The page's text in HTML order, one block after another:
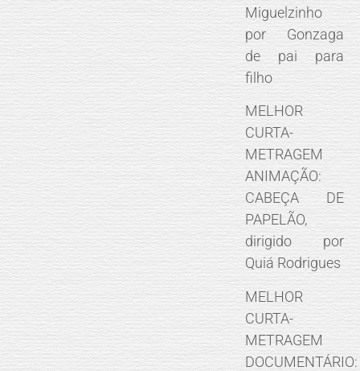
Miguelzinho
por Gonzaga
de pai para
filho
MELHOR
CURTA-
METRAGEM
ANIMAÇÃO:
CABEÇA DE
PAPELÃO,
dirigido por
Quiá Rodrigues
MELHOR
CURTA-
METRAGEM
DOCUMENTÁRIO: